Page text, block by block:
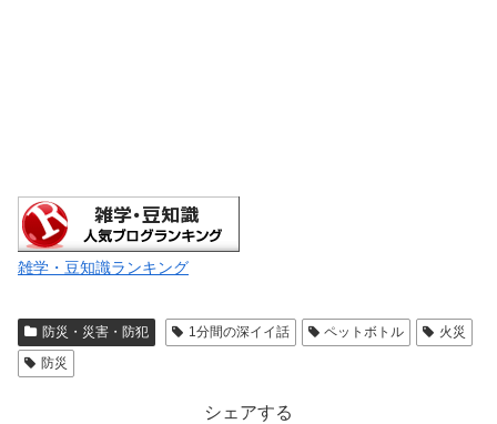
雑学・豆知識ランキング
防災・災害・防犯 1分間の深イイ話 ペットボトル
火災
防災
シェアする